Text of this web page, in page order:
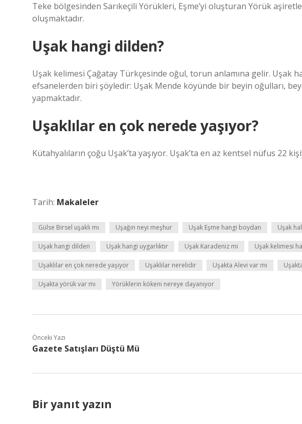
Teke bölgesinden Sarıkeçili Yörükleri, Eşme’yi oluşturan Yörük
oluşmaktadır.
Uşak hangi dilden?
Uşak kelimesi Çağatay Türkçesinde oğul, torun anlamına gelir. Uşak
efsanelerden biri şöyledir: Uşak Mende köyünde bir beyin oğulları,
yapmaktadır.
Uşaklılar en çok nerede yaşıyor?
Kütahyalıların çoğu Uşak’ta yaşıyor. Uşak’ta en az kentsel nüfus 22
Tarih: Makaleler
Gülse Birsel uşaklı mı Uşağın neyi meşhur Uşak Eşme hangi boydan Uşak
Uşak hangi dilden Uşak hangi uygarlıktır Uşak Karadeniz mi Uşak kelimesi
Uşaklılar en çok nerede yaşıyor Uşaklılar nerelidir Uşakta Alevi var mı
Uşakta yörük var mı Yörüklerin kökeni nereye dayanıyor
Önceki Yazı
Gazete Satışları Düştü Mü
Bir yanıt yazın